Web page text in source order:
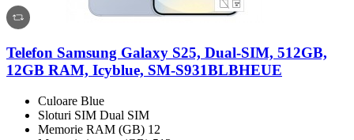
Telefon Samsung Galaxy S25, Dual-SIM, 512GB,
12GB RAM, Icyblue, SM-S931BLBHEUE
Culoare Blue
Sloturi SIM Dual SIM
Memorie RAM (GB) 12